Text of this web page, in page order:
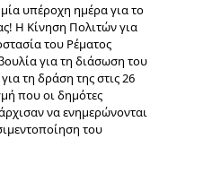
υπέροχη ημέρα για το
Η Κίνηση Πολιτών για
του Ρέματος
για τη διάσωση του
τη δράση της στις 26
που οι δημότες
να ενημερώνονται
του